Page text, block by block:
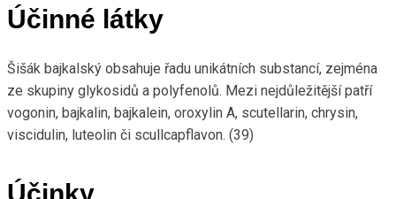
Účinné látky
Šišák bajkalský obsahuje řadu unikátních substancí, zejména
ze skupiny glykosidů a polyfenolů. Mezi nejdůležitější patří
vogonin, bajkalin, bajkalein, oroxylin A, scutellarin, chrysin,
viscidulin, luteolin či scullcapflavon. (39)